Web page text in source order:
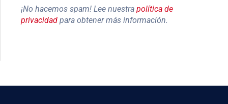
¡No hacemos spam! Lee nuestra política de
privacidad para obtener más información.